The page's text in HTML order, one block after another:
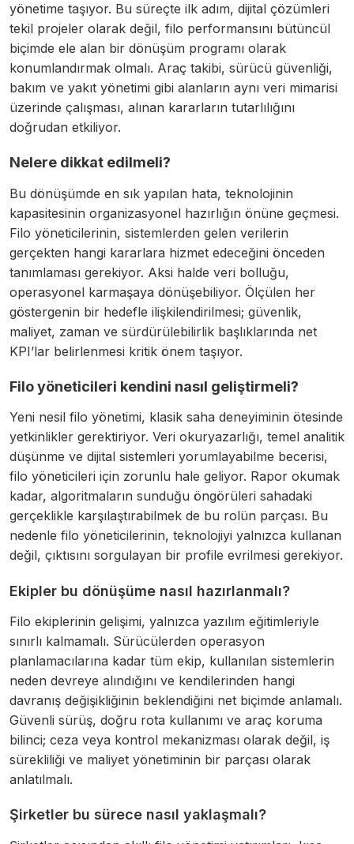
yönetime taşıyor. Bu süreçte ilk adım, dijital çözümleri
tekil projeler olarak değil, filo performansını bütüncül
biçimde ele alan bir dönüşüm programı olarak
konumlandırmak olmalı. Araç takibi, sürücü güvenliği,
bakım ve yakıt yönetimi gibi alanların aynı veri mimarisi
üzerinde çalışması, alınan kararların tutarlılığını
doğrudan etkiliyor.
Nelere dikkat edilmeli?
Bu dönüşümde en sık yapılan hata, teknolojinin
kapasitesinin organizasyonel hazırlığın önüne geçmesi.
Filo yöneticilerinin, sistemlerden gelen verilerin
gerçekten hangi kararlara hizmet edeceğini önceden
tanımlaması gerekiyor. Aksi halde veri bolluğu,
operasyonel karmaşaya dönüşebiliyor. Ölçülen her
göstergenin bir hedefle ilişkilendirilmesi; güvenlik,
maliyet, zaman ve sürdürülebilirlik başlıklarında net
KPI’lar belirlenmesi kritik önem taşıyor.
Filo yöneticileri kendini nasıl geliştirmeli?
Yeni nesil filo yönetimi, klasik saha deneyiminin ötesinde
yetkinlikler gerektiriyor. Veri okuryazarlığı, temel analitik
düşünme ve dijital sistemleri yorumlayabilme becerisi,
filo yöneticileri için zorunlu hale geliyor. Rapor okumak
kadar, algoritmaların sunduğu öngörüleri sahadaki
gerçeklikle karşılaştırabilmek de bu rolün parçası. Bu
nedenle filo yöneticilerinin, teknolojiyi yalnızca kullanan
değil, çıktısını sorgulayan bir profile evrilmesi gerekiyor.
Ekipler bu dönüşüme nasıl hazırlanmalı?
Filo ekiplerinin gelişimi, yalnızca yazılım eğitimleriyle
sınırlı kalmamalı. Sürücülerden operasyon
planlamacılarına kadar tüm ekip, kullanılan sistemlerin
neden devreye alındığını ve kendilerinden hangi
davranış değişikliğinin beklendiğini net biçimde anlamalı.
Güvenli sürüş, doğru rota kullanımı ve araç koruma
bilinci; ceza veya kontrol mekanizması olarak değil, iş
sürekliliği ve maliyet yönetiminin bir parçası olarak
anlatılmalı.
Şirketler bu sürece nasıl yaklaşmalı?